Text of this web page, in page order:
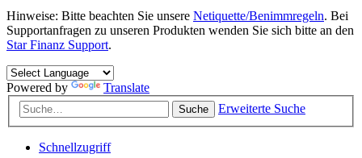
Hinweise: Bitte beachten Sie unsere Netiquette/Benimmregeln. Bei
Supportanfragen zu unseren Produkten wenden Sie sich bitte an den
Star Finanz Support.
Powered by Translate
Suche Erweiterte Suche
Schnellzugriff